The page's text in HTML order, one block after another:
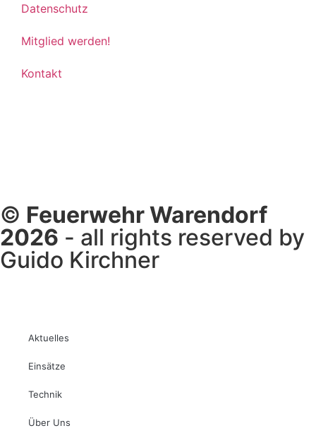
Datenschutz
Mitglied werden!
Kontakt
© Feuerwehr Warendorf
2026 - all rights reserved by
Guido Kirchner
Aktuelles
Einsätze
Technik
Über Uns